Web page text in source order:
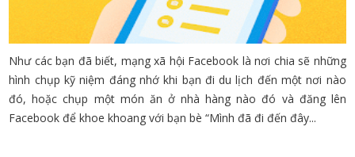
Như các bạn đã biết, mạng xã hội Facebook là nơi chia sẽ những
hình chụp kỹ niệm đáng nhớ khi bạn đi du lịch đến một nơi nào
đó, hoặc chụp một món ăn ở nhà hàng nào đó và đăng lên
Facebook để khoe khoang với bạn bè “Mình đã đi đến đây...